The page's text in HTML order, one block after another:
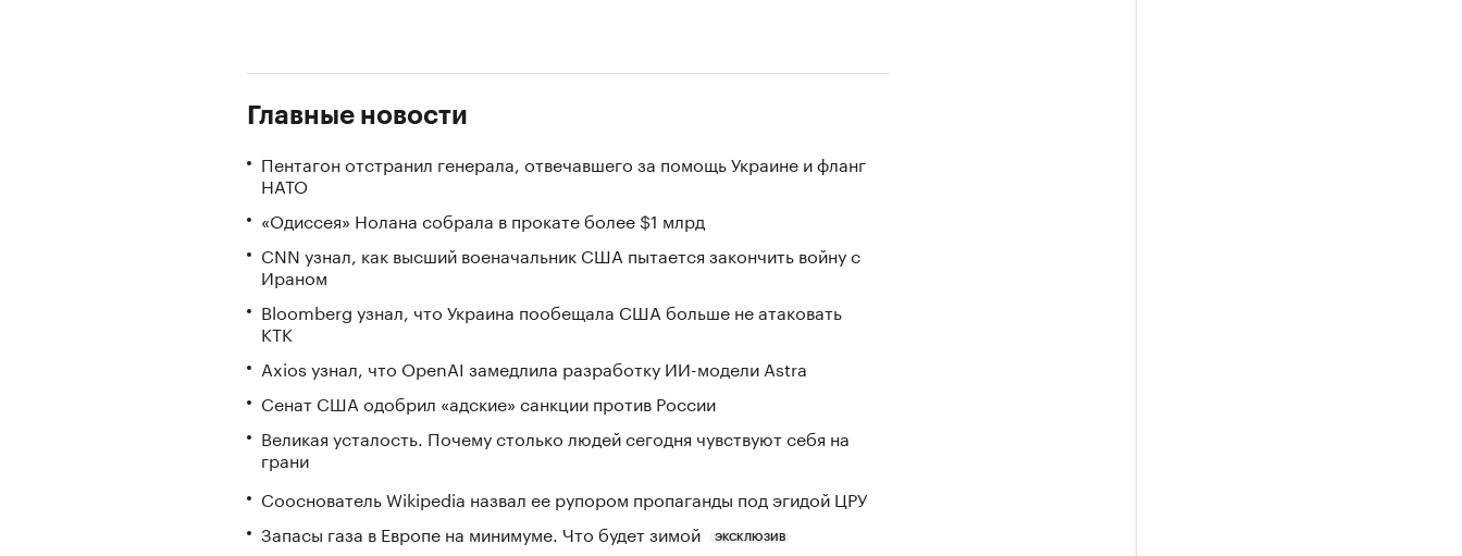
Главные новости
Пентагон отстранил генерала, отвечавшего за помощь Украине и фланг
НАТО
«Одиссея» Нолана собрала в прокате более $1 млрд
CNN узнал, как высший военачальник США пытается закончить войну с
Ираном
Bloomberg узнал, что Украина пообещала США больше не атаковать
КТК
Axios узнал, что OpenAI замедлила разработку ИИ-модели Astra
Сенат США одобрил «адские» санкции против России
Великая усталость. Почему столько людей сегодня чувствуют себя на
грани
Сооснователь Wikipedia назвал ее рупором пропаганды под эгидой ЦРУ
Запасы газа в Европе на минимуме. Что будет зимой
ЭКСКЛЮЗИВ